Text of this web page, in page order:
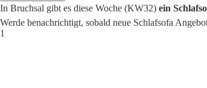
In Bruchsal gibt es diese Woche (KW32) ein
Werde benachrichtigt, sobald neue Schlafsofa